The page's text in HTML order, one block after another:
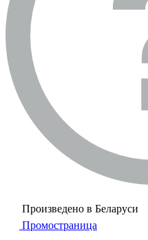
Произведено в Беларуси
Промостраница